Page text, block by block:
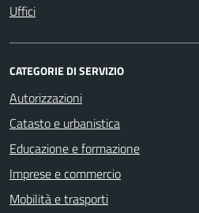
Uffici
CATEGORIE DI SERVIZIO
Autorizzazioni
Catasto e urbanistica
Educazione e formazione
Imprese e commercio
Mobilità e trasporti